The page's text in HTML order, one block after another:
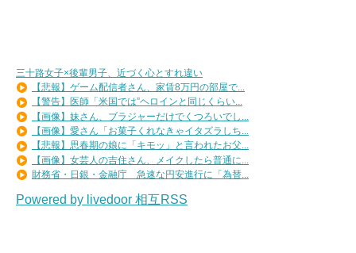
三十路女子×後輩男子、近づく心とすれ違い
【悲報】ゲーム配信者さん、家賃8万円の部屋で...
【警告】医師「米国では”ヘロインと同じくらい...
【画像】妹さん、ブラジャーだけでくつろいでし...
【画像】愛さん「お菓子くれなきゃイタズラしち...
【悲報】思春期の娘に「キモッ」と言われたお父...
【画像】女芸人の吉住さん、メイクしたら普通に...
財務省・日銀・金融庁 急速な円安進行に「為替...
Powered by livedoor 相互RSS